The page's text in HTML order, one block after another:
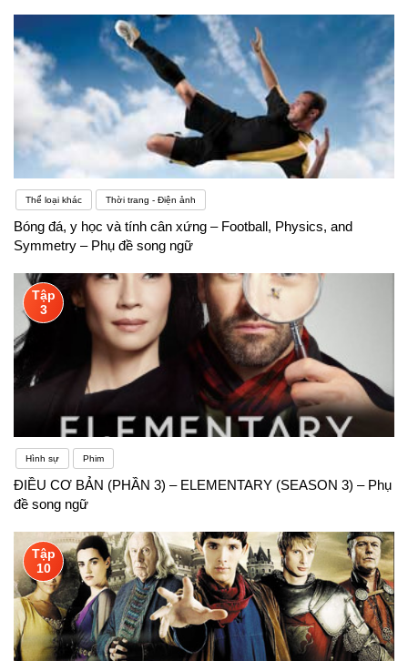
Thể loại khác Thời trang - Điện ảnh
Bóng đá, y học và tính cân xứng – Football, Physics, and
Symmetry – Phụ đề song ngữ
Tập
3
Hình sự Phim
ĐIỀU CƠ BẢN (PHẦN 3) – ELEMENTARY (SEASON 3) – Phụ
đề song ngữ
Tập
10